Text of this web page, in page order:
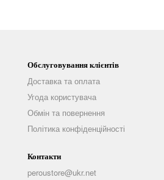
Обслуговування клієнтів
Доставка та оплата
Угода користувача
Обмін та повернення
Політика конфіденційності
Контакти
peroustore@ukr.net